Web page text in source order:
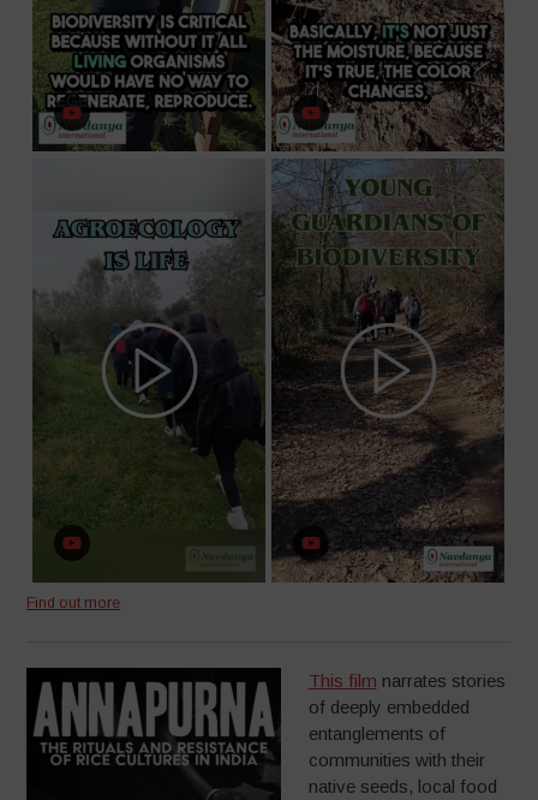
Find out more
This film narrates stories
of deeply embedded
entanglements of
communities with their
native seeds, local food